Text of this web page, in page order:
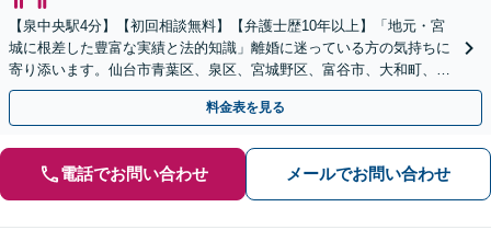
【泉中央駅4分】【初回相談無料】【弁護士歴10年以上】「地元・宮
城に根差した豊富な実績と法的知識」離婚に迷っている方の気持ちに
寄り添います。仙台市青葉区、泉区、宮城野区、富谷市、大和町、大
郷町、大衡村、利府町や塩竈市など【近隣駐車場あり】
料金表を見る
電話でお問い合わせ メールでお問い合わせ